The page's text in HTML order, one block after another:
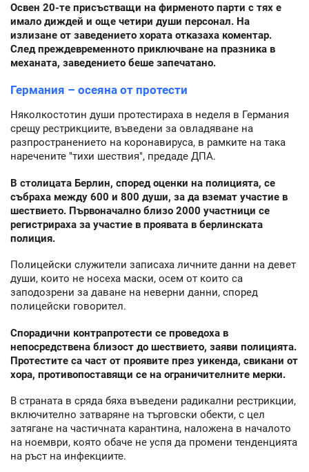
Освен 20-те присъстващи на фирменото парти с тях е
имало диждей и още четири души персонал. На
излизане от заведението хората отказаха коментар.
След преждевременното приключване на празника в
механата, заведението беше запечатано.
Германия – осеяна от протести
Няколкостотин души протестираха в неделя в Германия
срещу рестрикциите, въведени за овладяване на
разпространението на коронавируса, в рамките на така
наречените "тихи шествия", предаде ДПА.
В столицата Берлин, според оценки на полицията, се
събраха между 600 и 800 души, за да вземат участие в
шествието. Първоначално близо 2000 участници се
регистрираха за участие в проявата в берлинската
полиция.
Полицейски служители записаха личните данни на девет
души, които не носеха маски, осем от които са
заподозрени за даване на неверни данни, според
полицейски говорител.
Спорадични контрапротести се проведоха в
непосредствена близост до шествието, заяви полицията.
Протестите са част от проявите през уикенда, свикани от
хора, противопоставящи се на ограничителните мерки.
В страната в сряда бяха въведени радикални рестрикции,
включително затваряне на търговски обекти, с цел
затягане на частичната карантина, наложена в началото
на ноември, която обаче не успя да промени тенденцията
на ръст на инфекциите.